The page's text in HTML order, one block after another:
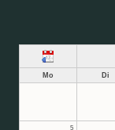
Mo Di
5